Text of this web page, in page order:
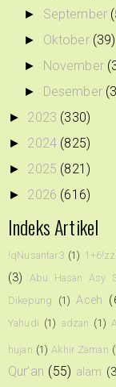
► September
► Oktober (39)
► November
► Desember
► 2023 (330)
► 2024 (825)
► 2025 (821)
► 2026 (616)
Indeks Artikel
!qNusantar3 (1)
(3)
Abu Hasan Asy
Dikepung
(1) Aceh
Yahudi (1) adzan (1)
hujan (1) Akhir Zaman
Qur’an (55) alam